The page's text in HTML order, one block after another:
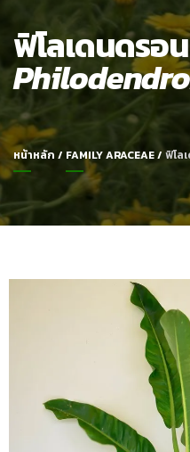
ฟิโลเดนดรอ
หน้าหลัก / FAMILY ARACEAE/ ฟิโล